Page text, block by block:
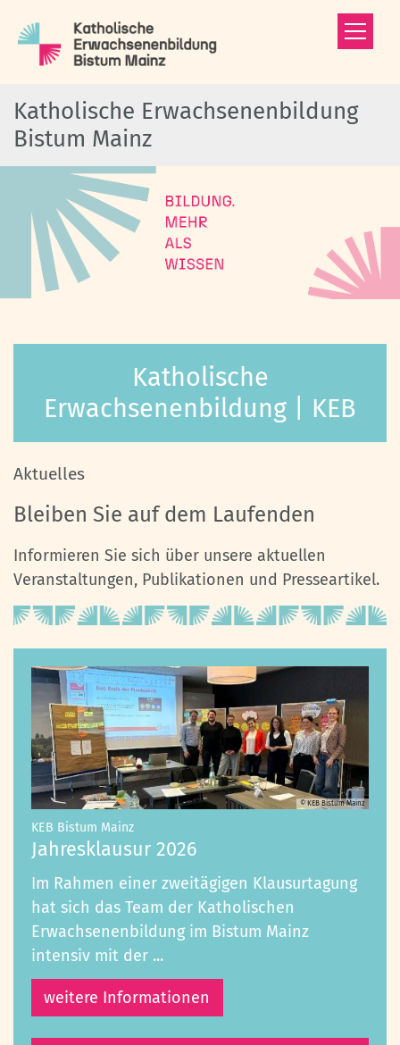
Katholische Erwachsenenbildung
Bistum Mainz
Katholische
Erwachsenenbildung | KEB
Aktuelles
Bleiben Sie auf dem Laufenden
Informieren Sie sich über unsere aktuellen
Veranstaltungen, Publikationen und Presseartikel.
© KEB Bistum Mainz
KEB Bistum Mainz:
Jahresklausur 2026
Im Rahmen einer zweitägigen Klausurtagung
hat sich das Team der Katholischen
Erwachsenenbildung im Bistum Mainz
intensiv mit der ...
weitere Informationen